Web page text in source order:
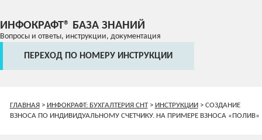
ИНФОКРАФТ® БАЗА ЗНАНИЙ
Вопросы и ответы, инструкции, документация
ПЕРЕХОД ПО НОМЕРУ ИНСТРУКЦИИ
ГЛАВНАЯ> ИНФОКРАФТ: БУХГАЛТЕРИЯ СНТ> ИНСТРУКЦИИ> СОЗДАНИЕ
ВЗНОСА ПО ИНДИВИДУАЛЬНОМУ СЧЕТЧИКУ. НА ПРИМЕРЕ ВЗНОСА «ПОЛИВ»